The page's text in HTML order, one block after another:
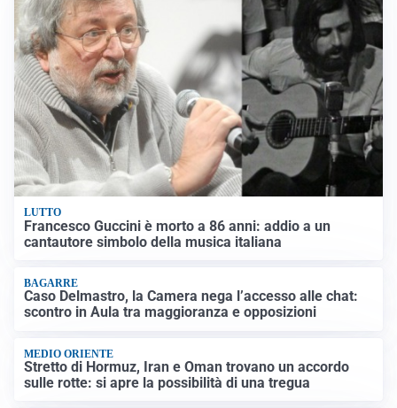
LUTTO
Francesco Guccini è morto a 86 anni: addio a un
cantautore simbolo della musica italiana
BAGARRE
Caso Delmastro, la Camera nega l’accesso alle chat:
scontro in Aula tra maggioranza e opposizioni
MEDIO ORIENTE
Stretto di Hormuz, Iran e Oman trovano un accordo
sulle rotte: si apre la possibilità di una tregua